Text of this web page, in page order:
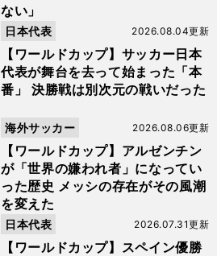
ない」
【ワールドカップ】サッカー日本
代表が舞台を去って始まった「本
番」 決勝戦は別次元の戦いだった
2026.08.04更新
日本代表
【ワールドカップ】アルゼンチン
が「世界の嫌われ者」になってい
った歴史 メッシの存在がその風潮
を変えた
2026.08.06更新
海外サッカー
【ワールドカップ】スペイン優勝
2026.07.31更新
日本代表